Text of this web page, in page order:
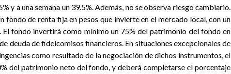
y a una semana un 39.5%. Además, no se observa riesgo cambiario.
fondo de renta fija en pesos que invierte en el mercado local, con un
fondo invertirá como mínimo un 75% del patrimonio del fondo en
deuda de fideicomisos financieros. En situaciones excepcionales de
como resultado de la negociación de dichos instrumentos, el
del patrimonio neto del fondo, y deberá completarse el porcentaje